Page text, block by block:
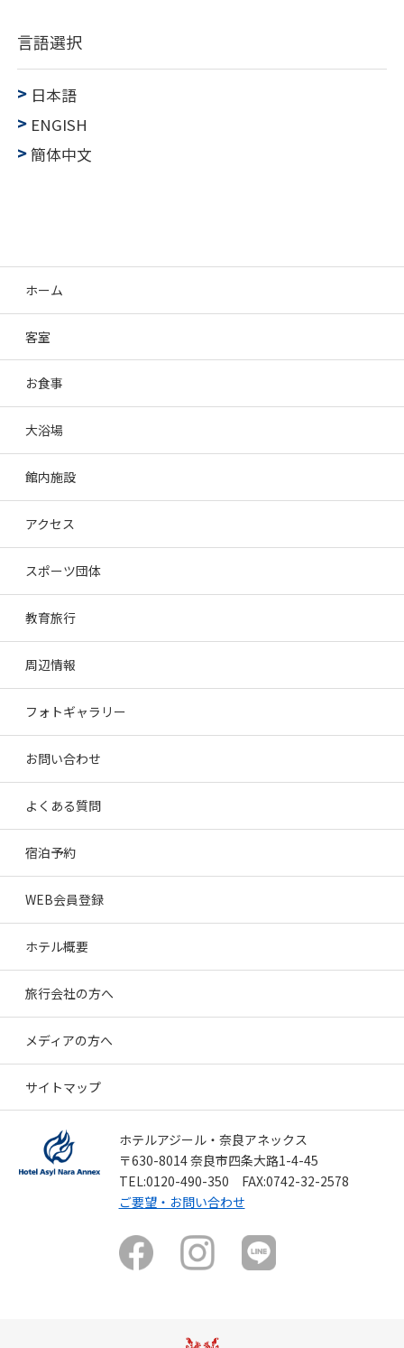
言語選択
日本語
ENGISH
簡体中文
ホテルアジール・奈良アネックス
〒630-8014 奈良市四条大路1-4-45
TEL:0120-490-350 FAX:0742-32-2578
ご要望・お問い合わせ
ホーム
客室
お食事
大浴場
館内施設
アクセス
スポーツ団体
教育旅行
周辺情報
フォトギャラリー
お問い合わせ
よくある質問
宿泊予約
WEB会員登録
ホテル概要
旅行会社の方へ
メディアの方へ
サイトマップ